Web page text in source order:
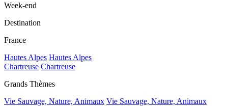
Week-end
Destination
France
Hautes Alpes Hautes Alpes
Chartreuse Chartreuse
Grands Thèmes
Vie Sauvage, Nature, Animaux Vie Sauvage, Nature, Animaux